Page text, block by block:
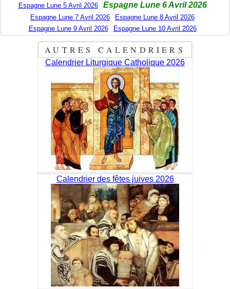
Espagne Lune 5 Avril 2026
Espagne Lune 6 Avril 2026
Espagne Lune 7 Avril 2026
Espagne Lune 8 Avril 2026
Espagne Lune 9 Avril 2026
Espagne Lune 10 Avril 2026
AUTRES CALENDRIERS
Calendrier Liturgique Catholique 2026
Calendrier des fêtes juives 2026